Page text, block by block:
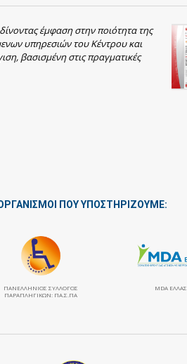
έμφαση στην ποιότητα της
υπηρεσιών του Κέντρου και
βασισμένη στις πραγματικές
ΠΟΥ ΥΠΟΣΤΗΡΙΖΟΥΜΕ:
ΠΑΝΕΛΛΉΝΙΟΣ ΣΎΛΛΟΓΟΣ
ΠΑΡΑΠΛΗΓΙΚΏΝ: ΠΑ.Σ.ΠΑ
MDA ΕΛΛΑΣ